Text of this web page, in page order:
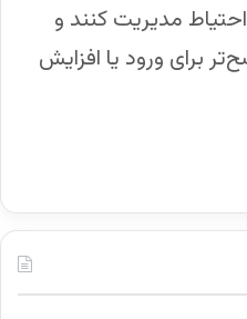
مدیریت کنند و
برای ورود یا افزایش